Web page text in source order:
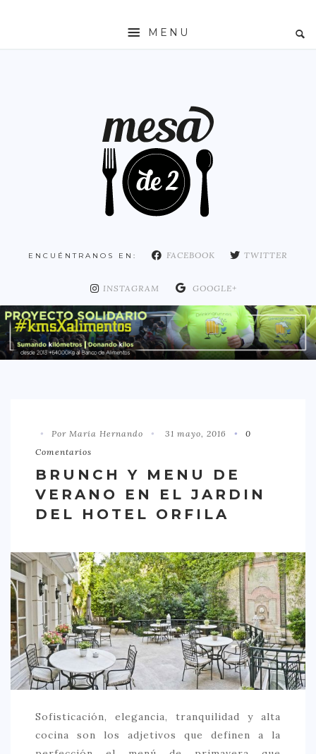
MENU
COMUNIDAD DE MADRID
DISTRITO ARGANZUELA
DISTRITO CHAMARTÍN
DISTRITO CHAMBERÍ
DISTRITO HORTALEZA
DISTRITO RETIRO
OTROS
AMERICANA
ASIÁTICA
CARNES
CREATIVA
DULCE
FUSIÓN
INDIA
ITALIANA
ENCUÉNTRANOS EN: FACEBOOK TWITTER
INSTAGRAM GOOGLE+
Por Maria Hernando 31 mayo, 2016
0
Comentarios
BRUNCH Y MENU DE
VERANO EN EL JARDIN
DEL HOTEL ORFILA
Sofisticación, elegancia, tranquilidad y alta
cocina son los adjetivos que definen a la